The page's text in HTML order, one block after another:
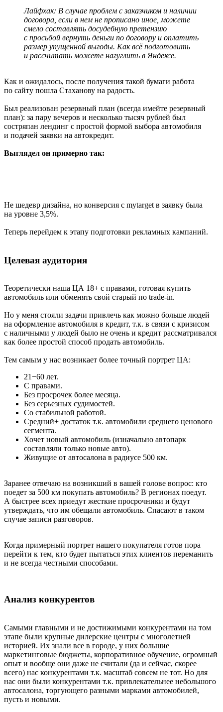
Лайфхак: В случае проблем с заказчиком и наличии
договора, если в нем не прописано иное, можете
смело составлять досудебную претензию
с просьбой вернуть деньги по договору и оплатить
размер упущенной выгоды. Как всё подготовить
и рассчитать можете нагуглить в Яндексе.
Как и ожидалось, после получения такой бумаги работа
по сайту пошла Стаханову на радость.
Был реализован резервный план (всегда имейте резервный
план): за пару вечеров и несколько тысяч рублей был
состряпан лендинг с простой формой выбора автомобиля
и подачей заявки на автокредит.
Выглядел он примерно так:
Не шедевр дизайна, но конверсия с mytarget в заявку была
на уровне 3,5%.
Теперь перейдем к этапу подготовки рекламных кампаний.
Целевая аудитория
Теоретически наша ЦА 18+ с правами, готовая купить
автомобиль или обменять свой старый по trade-in.
Но у меня стояли задачи привлечь как можно больше людей
на оформление автомобиля в кредит, т.к. в связи с кризисом
с наличными у людей было не очень и кредит рассматривался
как более простой способ продать автомобиль.
Тем самым у нас возникает более точный портрет ЦА:
21−60 лет.
С правами.
Без просрочек более месяца.
Без серьезных судимостей.
Со стабильной работой.
Средний+ достаток т.к. автомобили среднего ценового
сегмента.
Хочет новый автомобиль (изначально автопарк
составляли только новые авто).
Живущие от автосалона в радиусе 500 км.
Заранее отвечаю на возникший в вашей голове вопрос: кто
поедет за 500 км покупать автомобиль? В регионах поедут.
А быстрее всех приедут жесткие просрочники и будут
утверждать, что им обещали автомобиль. Спасают в таком
случае записи разговоров.
Когда примерный портрет нашего покупателя готов пора
перейти к тем, кто будет пытаться этих клиентов переманить
и не всегда честными способами.
Анализ конкурентов
Самыми главными и не достижимыми конкурентами на том
этапе были крупные дилерские центры с многолетней
историей. Их знали все в городе, у них большие
маркетинговые бюджеты, корпоративное обучение, огромный
опыт и вообще они даже не считали (да и сейчас, скорее
всего) нас конкурентами т.к. масштаб совсем не тот. Но для
нас они были конкурентами т.к. привлекательнее небольшого
автосалона, торгующего разными марками автомобилей,
пусть и новыми.